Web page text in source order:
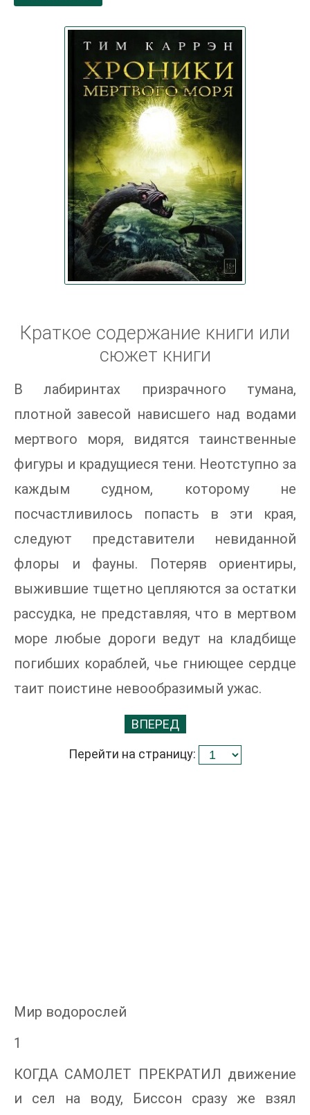
Краткое содержание книги или
сюжет книги
В лабиринтах призрачного тумана,
плотной завесой нависшего над водами
мертвого моря, видятся таинственные
фигуры и крадущиеся тени. Неотступно за
каждым судном, которому не
посчастливилось попасть в эти края,
следуют представители невиданной
флоры и фауны. Потеряв ориентиры,
выжившие тщетно цепляются за остатки
рассудка, не представляя, что в мертвом
море любые дороги ведут на кладбище
погибших кораблей, чье гниющее сердце
таит поистине невообразимый ужас.
ВПЕРЕД
Перейти на страницу:
Мир водорослей
1
КОГДА САМОЛЕТ ПРЕКРАТИЛ движение
и сел на воду, Биссон сразу же взял